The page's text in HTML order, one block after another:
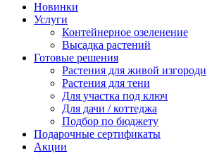
Новинки
Услуги
Контейнерное озеленение
Высадка растений
Готовые решения
Растения для живой изгороди
Растения для тени
Для участка под ключ
Для дачи / коттеджа
Подбор по бюджету
Подарочные сертификаты
Акции